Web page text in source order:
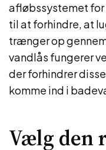
afløbssystemet for
til at forhindre, at
trænger op
vandlås fungerer
der forhindrer
komme ind i
Vælg den